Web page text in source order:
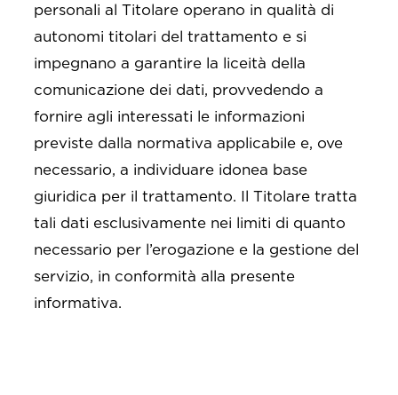
personali al Titolare operano in qualità di
autonomi titolari del trattamento e si
impegnano a garantire la liceità della
comunicazione dei dati, provvedendo a
fornire agli interessati le informazioni
previste dalla normativa applicabile e, ove
necessario, a individuare idonea base
giuridica per il trattamento. Il Titolare tratta
tali dati esclusivamente nei limiti di quanto
necessario per l’erogazione e la gestione del
servizio, in conformità alla presente
informativa.